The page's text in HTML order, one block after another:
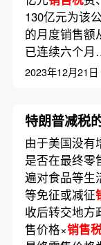
130亿元为该
的月度销售额
已连续六个
2023年12月21日
特朗普减税
由于美国没有
是否在最终零
遍对食品等生
等免征或减征
收后转交地方
售价格×销售